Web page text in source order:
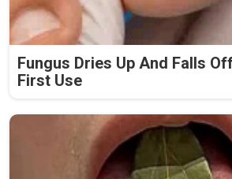
Fungus Dries Up And Falls
First Use